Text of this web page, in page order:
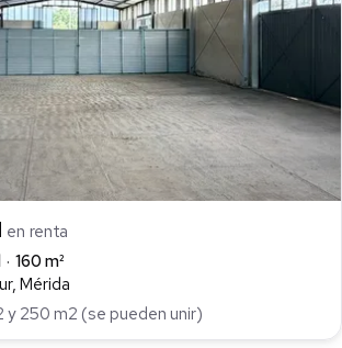
en renta
160 m²
Mérida
y 250 m2 (se pueden unir)